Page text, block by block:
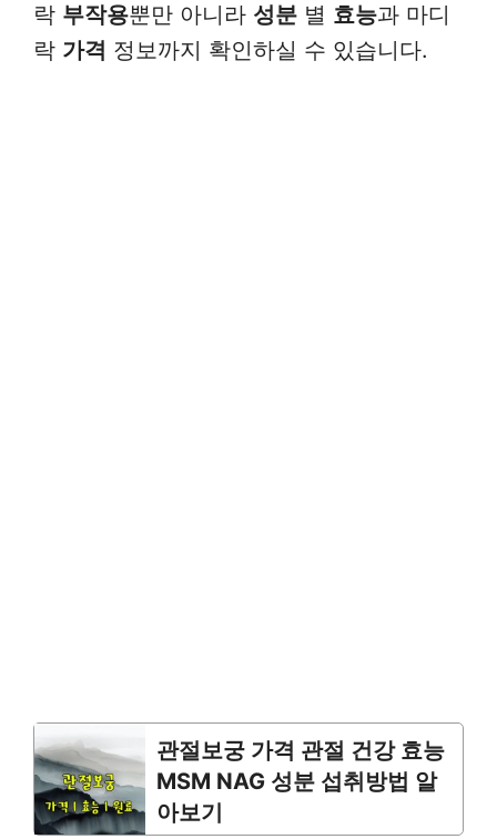
락 부작용뿐만 아니라 성분 별 효능과 마디
락 가격 정보까지 확인하실 수 있습니다.
관절보궁 가격 관절 건강 효능
MSM NAG 성분 섭취방법 알
아보기